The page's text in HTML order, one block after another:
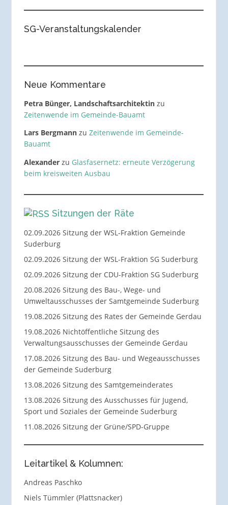
SG-Veranstaltungskalender
Neue Kommentare
Petra Bünger, Landschaftsarchitektinzu
Zeitenwende im Gemeinde-Bauamt
Lars Bergmannzu Zeitenwende im Gemeinde-
Bauamt
Alexanderzu Glasfasernetz: erneute Verzögerung
beim kreisweiten Ausbau
Sitzungen der Räte
02.09.2026 Sitzung der WSL-Fraktion Gemeinde
Suderburg
02.09.2026 Sitzung der WSL-Fraktion SG Suderburg
02.09.2026 Sitzung der CDU-Fraktion SG Suderburg
20.08.2026 Sitzung des Bau-, Wege- und
Umweltausschusses der Samtgemeinde Suderburg
19.08.2026 Sitzung des Rates der Gemeinde Gerdau
19.08.2026 Nichtöffentliche Sitzung des
Verwaltungsausschusses der Gemeinde Gerdau
17.08.2026 Sitzung des Bau- und Wegeausschusses
der Gemeinde Suderburg
13.08.2026 Sitzung des Samtgemeinderates
13.08.2026 Sitzung des Ausschusses für Jugend,
Sport und Soziales der Gemeinde Suderburg
11.08.2026 Sitzung der Grüne/SPD-Gruppe
Leitartikel & Kolumnen:
Andreas Paschko
Niels Tümmler (Plattsnacker)